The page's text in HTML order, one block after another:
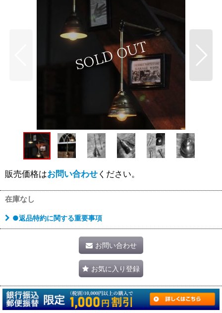
販売価格はお問い合わせください。
在庫なし
●返品特約に関する重要事項
お問い合わせ
お気に入り登録